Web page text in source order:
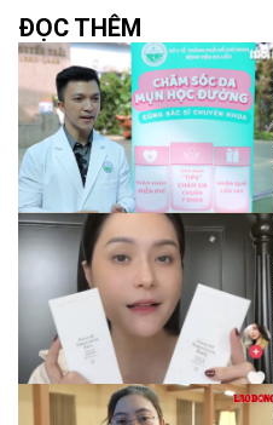
ĐỌC THÊM